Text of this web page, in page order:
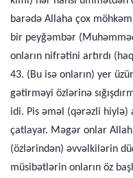
barədə Allaha çox
bir peyğəmbər
onların nifrətini artırdı
43. (Bu isə onların) yer
gətirməyi özlərinə
idi. Pis əməl (qərəzli hiylə)
çatlayar. Məgər onlar
(özlərindən) əvvəlkilərin
müsibətlərin onların öz